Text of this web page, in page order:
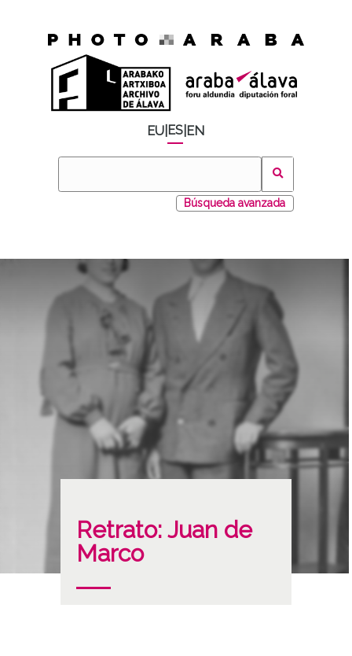
EU ES EN
Búsqueda avanzada
Retrato: Juan de
Marco